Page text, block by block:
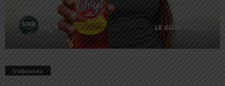
S’abonnez